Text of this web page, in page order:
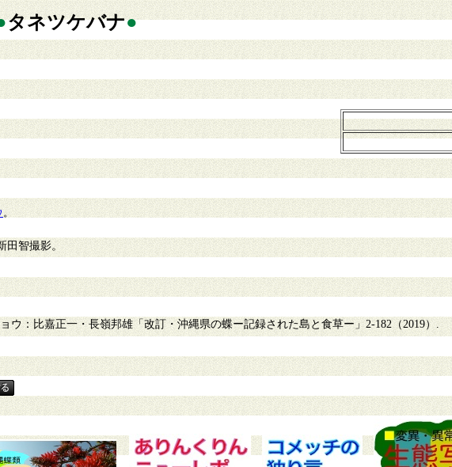
タネツケバナ●
。
田智撮影。
ウ：比嘉正一・長嶺邦雄「改訂・沖縄県の蝶ー記録された島と食草ー」2-182（2019）.